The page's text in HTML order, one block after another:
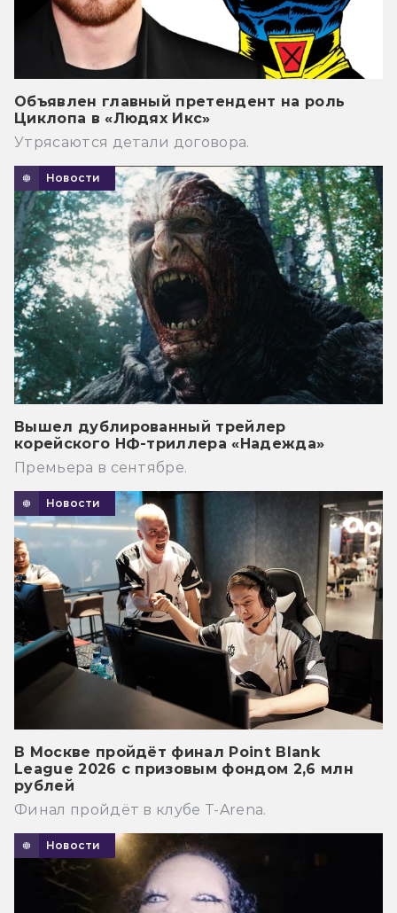
Объявлен главный претендент на роль
Циклопа в «Людях Икс»
Утрясаются детали договора.
Новости
Вышел дублированный трейлер
корейского НФ-триллера «Надежда»
Премьера в сентябре.
Новости
В Москве пройдёт финал Point Blank
League 2026 с призовым фондом 2,6 млн
рублей
Финал пройдёт в клубе T-Arena.
Новости